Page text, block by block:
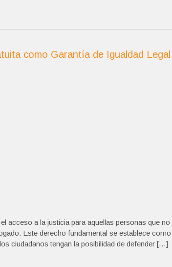
como Garantía de Igualdad Legal
acceso a la justicia para aquellas personas que no
Este derecho fundamental se establece como
ciudadanos tengan la posibilidad de defender […]